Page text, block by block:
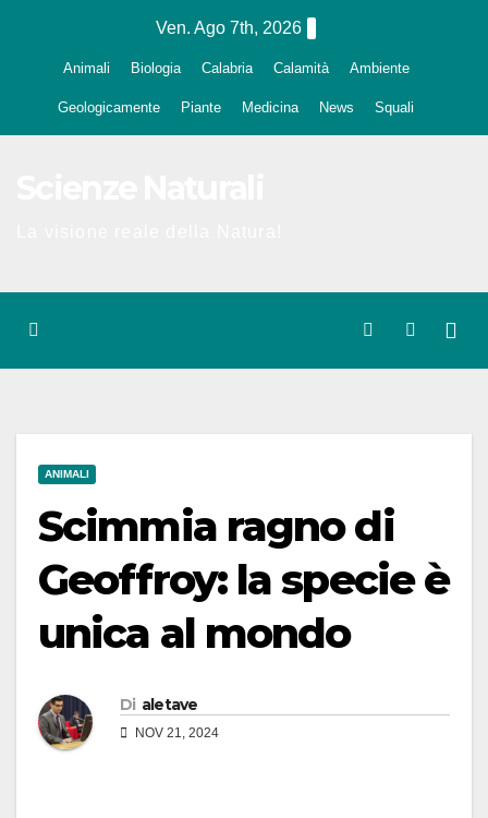
Ven. Ago 7th, 2026
Animali Biologia Calabria Calamità Ambiente
Geologicamente Piante Medicina News Squali
ANIMALI
Scimmia ragno di
Geoffroy: la specie è
unica al mondo
Di aletave
NOV 21, 2024